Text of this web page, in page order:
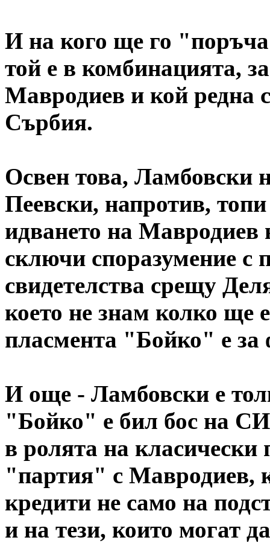
И на кого ще го
той е в комбинацията,
Мавродиев и кой редна
Сърбия.
Освен това, Ламбовски
Пеевски, напротив,
идването на Мавродиев
сключи споразумение с
свидетелства срещу
което не знам колко ще
пласмента "Бойко" е за
И още - Ламбовски е
"Бойко" е бил бос на
в ролята на класически
"партия" с Мавродиев,
кредити не само на
и на тези, които могат